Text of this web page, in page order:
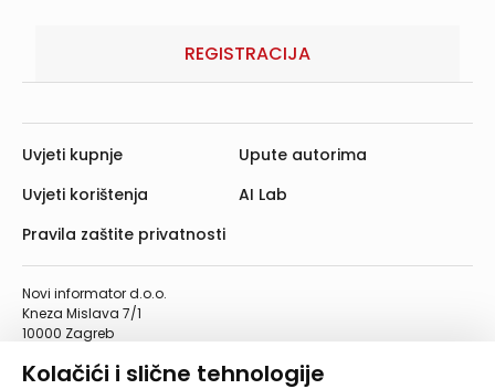
Kolačići i slične tehnologije
REGISTRACIJA
Novi informator d.o.o.
Kneza Mislava 7/1
10000 Zagreb
Telefaks: 01/4612-553
Uvjeti kupnje
Uvjeti korištenja
Pravila zaštite privatnosti
Upute autorima
AI Lab